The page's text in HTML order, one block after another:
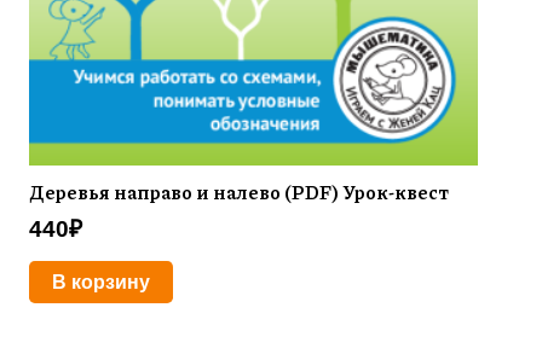
Деревья направо и налево (PDF) Урок-квест
440₽
В корзину